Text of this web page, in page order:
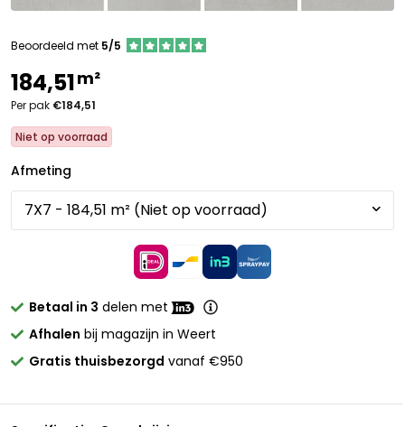
Beoordeeld met 5/5
184,51m²
Per pak €184,51
Niet op voorraad
Afmeting
Betaal in 3 delen met
Afhalen bij magazijn in Weert
Gratis thuisbezorgd vanaf €950